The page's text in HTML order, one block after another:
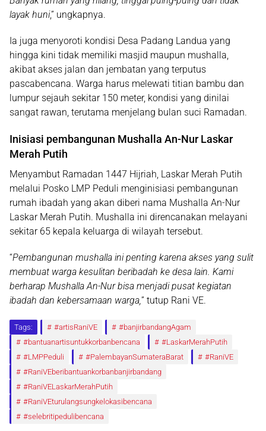
layak huni,” ungkapnya.
Ia juga menyoroti kondisi Desa Padang Landua yang
hingga kini tidak memiliki masjid maupun mushalla,
akibat akses jalan dan jembatan yang terputus
pascabencana. Warga harus melewati titian bambu dan
lumpur sejauh sekitar 150 meter, kondisi yang dinilai
sangat rawan, terutama menjelang bulan suci Ramadan.
Inisiasi pembangunan Mushalla An-Nur Laskar
Merah Putih
Menyambut Ramadan 1447 Hijriah, Laskar Merah Putih
melalui Posko LMP Peduli menginisiasi pembangunan
rumah ibadah yang akan diberi nama Mushalla An-Nur
Laskar Merah Putih. Mushalla ini direncanakan melayani
sekitar 65 kepala keluarga di wilayah tersebut.
“Pembangunan mushalla ini penting karena akses yang sulit
membuat warga kesulitan beribadah ke desa lain. Kami
berharap Mushalla An-Nur bisa menjadi pusat kegiatan
ibadah dan kebersamaan warga,” tutup Rani VE.
Tags: #artisRaniVE
#banjirbandangAgam
#bantuanartisuntukkorbanbencana
#LaskarMerahPutih
#LMPPeduli
#PalembayanSumateraBarat
#RaniVE
#RaniVEberibantuankorbanbanjirbandang
#RaniVELaskarMerahPutih
#RaniVEturulangsungkelokasibencana
#selebritipedulibencana